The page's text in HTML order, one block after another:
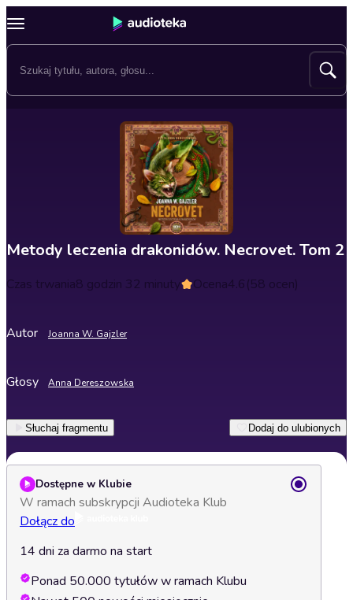
Metody leczenia drakonidów. Necrovet. Tom 2
Czas trwania8 godzin 32 minuty Ocena4.6(58 ocen)
Autor Joanna W. Gajzler
Głosy Anna Dereszowska
Słuchaj fragmentu Dodaj do ulubionych
Dostępne w Klubie
W ramach subskrypcji Audioteka Klub
Dołącz do
14 dni za darmo na start
Ponad 50.000 tytułów w ramach Klubu